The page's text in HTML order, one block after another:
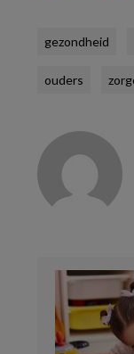
gezondheid
ouders